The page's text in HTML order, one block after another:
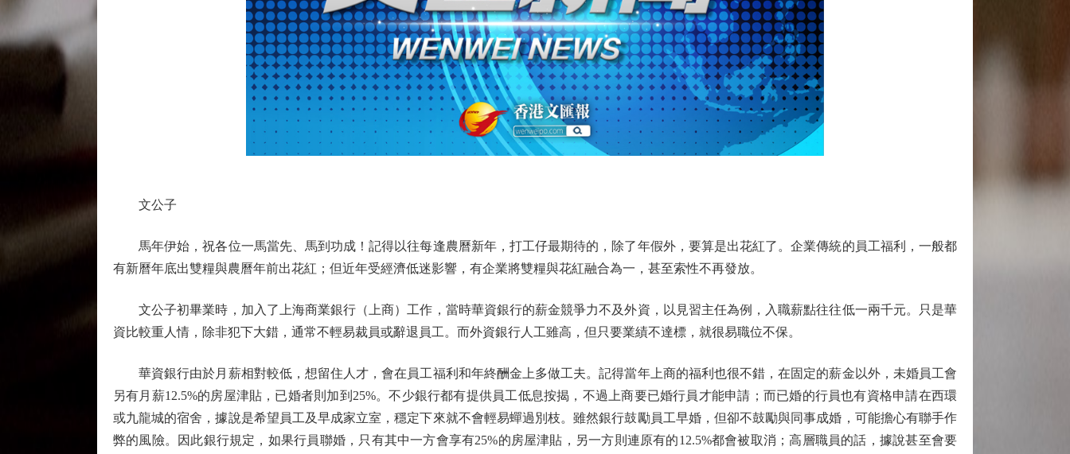
文公子
馬年伊始，祝各位一馬當先、馬到功成！記得以往每逢農曆新年，打工仔最期待的，除了年假外，要算是出花紅了。企業傳統的員工福利，一般都
有新曆年底出雙糧與農曆年前出花紅；但近年受經濟低迷影響，有企業將雙糧與花紅融合為一，甚至索性不再發放。
文公子初畢業時，加入了上海商業銀行（上商）工作，當時華資銀行的薪金競爭力不及外資，以見習主任為例，入職薪點往往低一兩千元。只是華
資比較重人情，除非犯下大錯，通常不輕易裁員或辭退員工。而外資銀行人工雖高，但只要業績不達標，就很易職位不保。
華資銀行由於月薪相對較低，想留住人才，會在員工福利和年終酬金上多做工夫。記得當年上商的福利也很不錯，在固定的薪金以外，未婚員工會
另有月薪12.5%的房屋津貼，已婚者則加到25%。不少銀行都有提供員工低息按揭，不過上商要已婚行員才能申請；而已婚的行員也有資格申請在西環
或九龍城的宿舍，據說是希望員工及早成家立室，穩定下來就不會輕易蟬過別枝。雖然銀行鼓勵員工早婚，但卻不鼓勵與同事成婚，可能擔心有聯手作
弊的風險。因此銀行規定，如果行員聯婚，只有其中一方會享有25%的房屋津貼，另一方則連原有的12.5%都會被取消；高層職員的話，據說甚至會要